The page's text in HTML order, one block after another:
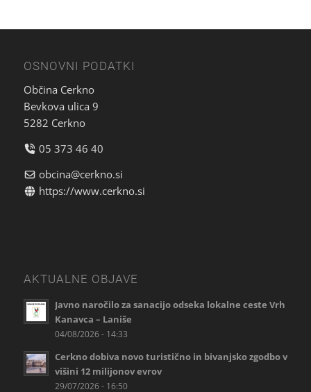
OSNOVNI PODATKI
Občina Cerkno
Bevkova ulica 9
5282 Cerkno
05 373 46 40
obcina@cerkno.si
https://www.cerkno.si
AKTUALNE OBJAVE
Javno naročilo za sanacijo odseka lokalne ceste Vrh
Kanavca – Laniše
04/08/2026 - 14:33
Cerkno dobiva novo turistično in bivanjsko zgodbo v
višini 12 milijonov evrov
29/07/2026 - 16:50